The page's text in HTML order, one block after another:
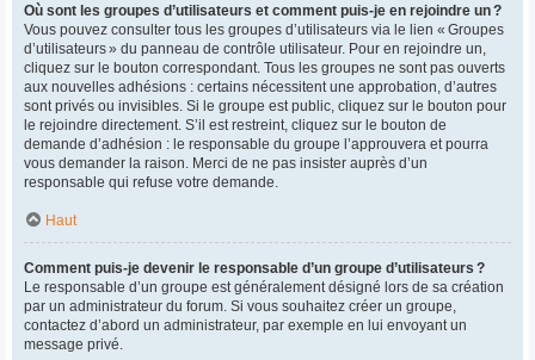
Où sont les groupes d’utilisateurs et comment puis-je en rejoindre un ?
Vous pouvez consulter tous les groupes d’utilisateurs via le lien « Groupes
d’utilisateurs » du panneau de contrôle utilisateur. Pour en rejoindre un,
cliquez sur le bouton correspondant. Tous les groupes ne sont pas ouverts
aux nouvelles adhésions : certains nécessitent une approbation, d’autres
sont privés ou invisibles. Si le groupe est public, cliquez sur le bouton pour
le rejoindre directement. S’il est restreint, cliquez sur le bouton de
demande d’adhésion : le responsable du groupe l’approuvera et pourra
vous demander la raison. Merci de ne pas insister auprès d’un
responsable qui refuse votre demande.
Haut
Comment puis-je devenir le responsable d’un groupe d’utilisateurs ?
Le responsable d’un groupe est généralement désigné lors de sa création
par un administrateur du forum. Si vous souhaitez créer un groupe,
contactez d’abord un administrateur, par exemple en lui envoyant un
message privé.